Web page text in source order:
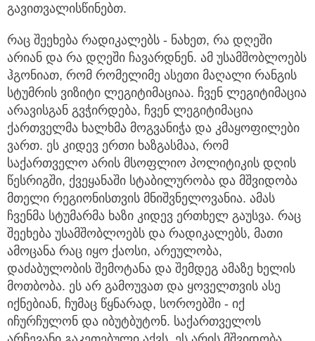
გავითვალისწინებთ.
რაც შეეხება რადიკალებს - ნახეთ, რა დღეში
არიან და რა დღეში ჩავარდნენ. ამ უსამშობლოებს
ჰგონიათ, რომ რომელიმე ასეთი მაღალი რანგის
სტუმრის ვიზიტი ლეგიტიმაციაა. ჩვენ ლეგიტიმაცია
არავისგან გვჭირდება, ჩვენ ლეგიტიმაცია
ქართველმა ხალხმა მოგვანიჭა და კმაყოფილები
ვართ. ეს კიდევ ერთი ხაზგასმაა, რომ
საქართველო არის მსოფლიო პოლიტიკის დღის
წესრიგში, ქვეყანაში სტაბილურობა და მშვიდობა
მთელი რეგიონისთვის მნიშვნელოვანია. ამას
ჩვენმა სტუმარმა ხაზი კიდევ ერთხელ გაუსვა. რაც
შეეხება უსამშობლოებს და რადიკალებს, მათი
ამოცანა რაც იყო ქაოსი, არეულობა,
დაძაბულობის შემოტანა და შემდეგ ამაზე ხელის
მოთბობა. ეს არ გამოუვათ და ყოველთვის ასე
იქნებიან, ჩუმაც წყნარად, სოროებში - იქ
იჩურჩულონ და იბუტბუტონ. საქართველოს